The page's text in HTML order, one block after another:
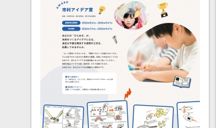
2026-03-17 赞 34
收藏